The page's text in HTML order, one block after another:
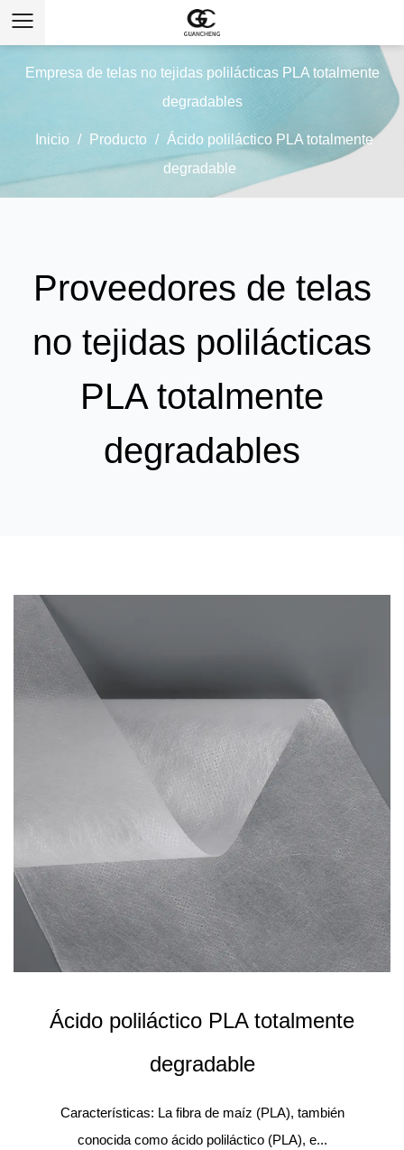
Empresa de telas no tejidas polilácticas PLA totalmente
degradables
Inicio / Producto / Ácido poliláctico PLA totalmente
degradable
Proveedores de telas
no tejidas polilácticas
PLA totalmente
degradables
Ácido poliláctico PLA totalmente
degradable
Características: La fibra de maíz (PLA), también
conocida como ácido poliláctico (PLA), e...